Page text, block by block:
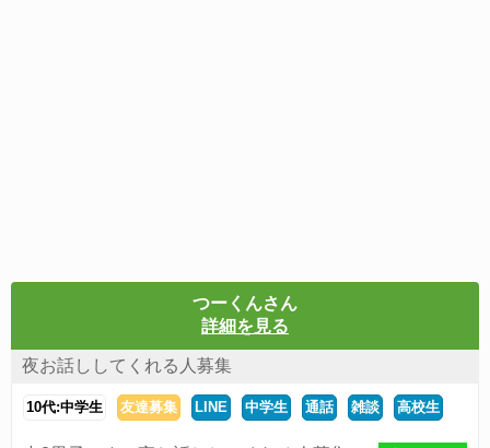
つーくんさん
詳細を見る
夜お話ししてくれる人募集
10代:中学生 友達募集 LINE 中学生 通話 雑談 高校生